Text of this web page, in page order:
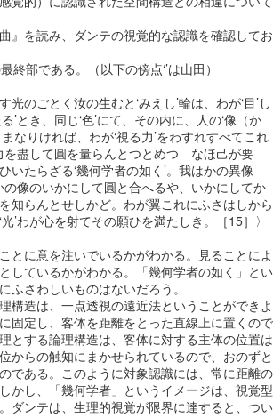
』を読み、ダンテの視覚的な認識を確認してお
部である。（以下の傍点‘’は山田）
のごとく汝の生むと‘みえし’輪は、わが‘目’し
’とき、同じ‘色’にて、その内に、人の‘像（か
なりければ、わが‘視る力’をわすれすべてこれ
を盡して圓を量らんとつとめつゝなほ己が要
いたらざる‘幾何学者の如く’。我はかの異像
の像のいかにして圓と合へるや、いかにしてか
知らんとせしかど。わが翼これにふさはしから
’わが心を射てその願ひを満たしき。［15］〉
とに意を注いでいるかがわかる。見ることによ
しているかがわかる。「幾何学者の如く」とい
ふさわしいものはないだろう。
構造は、一点透視の遠近法ということができよ
固定し、客体を距離をとった直線上に置くので
とする論理構造は、客体に対する主体の位置は
からの触知にまかせられているので、おのずと
である。このように対象認識には、常に距離の
かし、「幾何学者」というイメージは、視覚型
ダンテは、生理的視覚が限界に達すると、つい